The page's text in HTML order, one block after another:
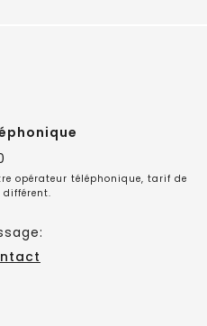
opérateur téléphonique, tarif de
différent.